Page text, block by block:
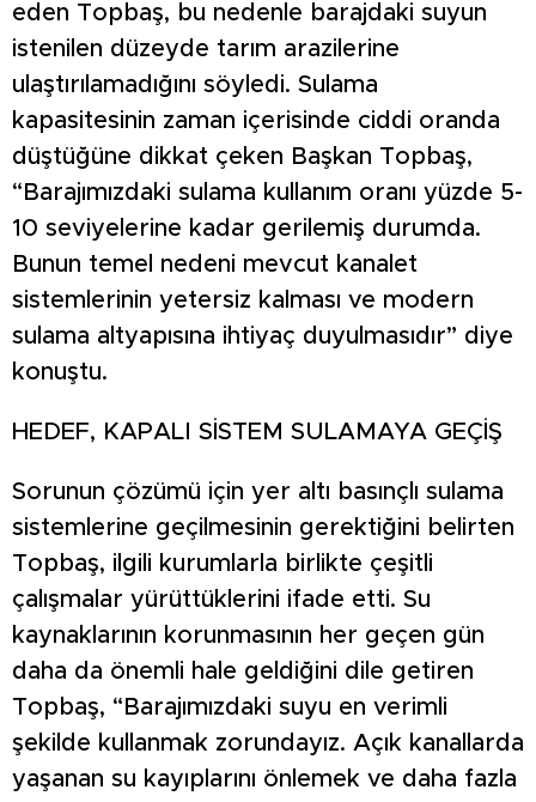
eden Topbaş, bu nedenle barajdaki suyun
istenilen düzeyde tarım arazilerine
ulaştırılamadığını söyledi. Sulama
kapasitesinin zaman içerisinde ciddi oranda
düştüğüne dikkat çeken Başkan Topbaş,
“Barajımızdaki sulama kullanım oranı yüzde 5-
10 seviyelerine kadar gerilemiş durumda.
Bunun temel nedeni mevcut kanalet
sistemlerinin yetersiz kalması ve modern
sulama altyapısına ihtiyaç duyulmasıdır” diye
konuştu.
HEDEF, KAPALI SİSTEM SULAMAYA GEÇİŞ
Sorunun çözümü için yer altı basınçlı sulama
sistemlerine geçilmesinin gerektiğini belirten
Topbaş, ilgili kurumlarla birlikte çeşitli
çalışmalar yürüttüklerini ifade etti. Su
kaynaklarının korunmasının her geçen gün
daha da önemli hale geldiğini dile getiren
Topbaş, “Barajımızdaki suyu en verimli
şekilde kullanmak zorundayız. Açık kanallarda
yaşanan su kayıplarını önlemek ve daha fazla